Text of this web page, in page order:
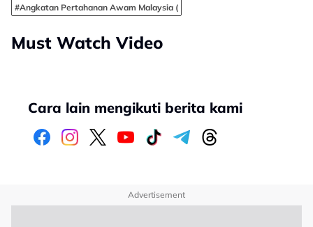
#Angkatan Pertahanan Awam Malaysia (
Must Watch Video
Cara lain mengikuti berita kami
Advertisement